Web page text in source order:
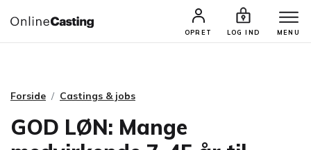
OPRET LOG IND MENU
CASTINGS & JOBS SØG PROFIL
Forside Castings & jobs
GOD LØN: Mange